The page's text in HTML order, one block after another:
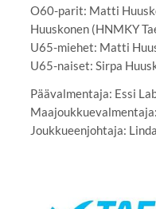
O60-parit: Matti
Huuskonen (HNMKY
U65-miehet: Matti
U65-naiset: Sirpa
Päävalmentaja: Essi
Joukkueenjohtaja: